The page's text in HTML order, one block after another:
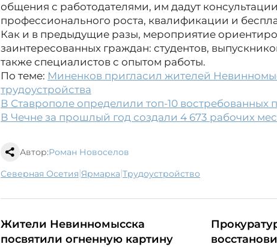
общения с работодателями, им дадут
профессионального роста, квалификации и
Как и в предыдущие разы, мероприятие
заинтересованных граждан: студентов,
также специалистов с опытом работы.
По теме: Миненков пригласил жителей
трудоустройства
В Ставрополе определили топ-10 востребованных
В Чечне за прошлый год создали 4 673 рабочих
Автор:Роман Новоселов
Северная Осетия| ярмарка| трудоустройство
Жители Невинномысска
посвятили огненную картину